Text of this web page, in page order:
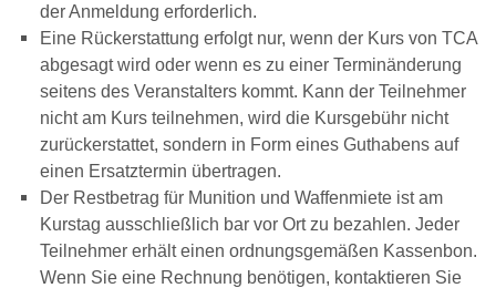
der Anmeldung erforderlich.
Eine Rückerstattung erfolgt nur, wenn der Kurs von TCA
abgesagt wird oder wenn es zu einer Terminänderung
seitens des Veranstalters kommt. Kann der Teilnehmer
nicht am Kurs teilnehmen, wird die Kursgebühr nicht
zurückerstattet, sondern in Form eines Guthabens auf
einen Ersatztermin übertragen.
Der Restbetrag für Munition und Waffenmiete ist am
Kurstag ausschließlich bar vor Ort zu bezahlen. Jeder
Teilnehmer erhält einen ordnungsgemäßen Kassenbon.
Wenn Sie eine Rechnung benötigen, kontaktieren Sie